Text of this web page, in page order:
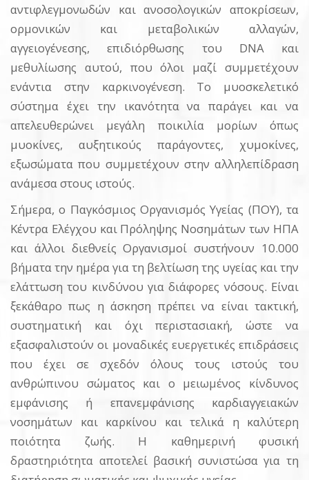
αντιφλεγμονωδών και ανοσολογικών αποκρίσεων,
ορμονικών και μεταβολικών αλλαγών,
αγγειογένεσης, επιδιόρθωσης του DNA και
μεθυλίωσης αυτού, που όλοι μαζί συμμετέχουν
ενάντια στην καρκινογένεση. Το μυοσκελετικό
σύστημα έχει την ικανότητα να παράγει και να
απελευθερώνει μεγάλη ποικιλία μορίων όπως
μυοκίνες, αυξητικούς παράγοντες, χυμοκίνες,
εξωσώματα που συμμετέχουν στην αλληλεπίδραση
ανάμεσα στους ιστούς.
Σήμερα, ο Παγκόσμιος Οργανισμός Υγείας (ΠΟΥ), τα
Κέντρα Ελέγχου και Πρόληψης Νοσημάτων των ΗΠΑ
και άλλοι διεθνείς Οργανισμοί συστήνουν 10.000
βήματα την ημέρα για τη βελτίωση της υγείας και την
ελάττωση του κινδύνου για διάφορες νόσους. Είναι
ξεκάθαρο πως η άσκηση πρέπει να είναι τακτική,
συστηματική και όχι περιστασιακή, ώστε να
εξασφαλιστούν οι μοναδικές ευεργετικές επιδράσεις
που έχει σε σχεδόν όλους τους ιστούς του
ανθρώπινου σώματος και ο μειωμένος κίνδυνος
εμφάνισης ή επανεμφάνισης καρδιαγγειακών
νοσημάτων και καρκίνου και τελικά η καλύτερη
ποιότητα ζωής. Η καθημερινή φυσική
δραστηριότητα αποτελεί βασική συνιστώσα για τη